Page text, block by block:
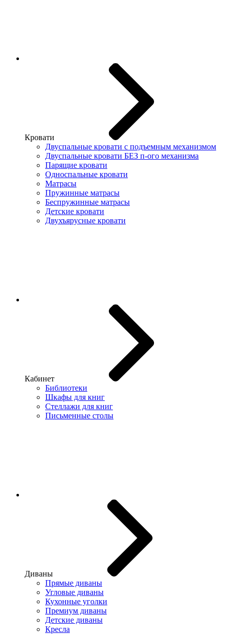
Кровати
Двуспальные кровати с подъемным механизмом
Двуспальные кровати БЕЗ п-ого механизма
Парящие кровати
Односпальные кровати
Матрасы
Пружинные матрасы
Беспружинные матрасы
Детские кровати
Двухъярусные кровати
Кабинет
Библиотеки
Шкафы для книг
Стеллажи для книг
Письменные столы
Диваны
Прямые диваны
Угловые диваны
Кухонные уголки
Премиум диваны
Детские диваны
Кресла